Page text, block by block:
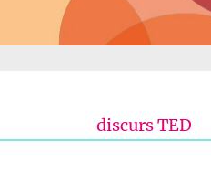
discurs TED